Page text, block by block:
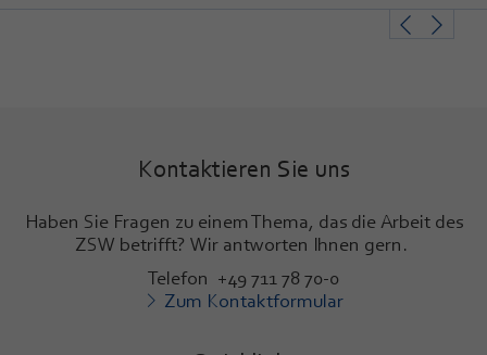
Kontaktieren Sie uns
Haben Sie Fragen zu einem Thema, das die Arbeit des
ZSW betrifft? Wir antworten Ihnen gern.
Telefon +49 711 78 70-0
Zum Kontaktformular